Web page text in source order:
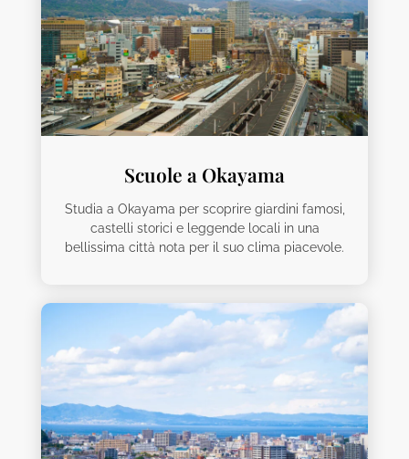
Scuole a Okayama
Studia a Okayama per scoprire giardini famosi,
castelli storici e leggende locali in una
bellissima città nota per il suo clima piacevole.